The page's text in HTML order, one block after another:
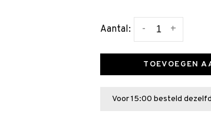
Aantal: +
-
TOEVOEGEN
Voor 15:00 besteld